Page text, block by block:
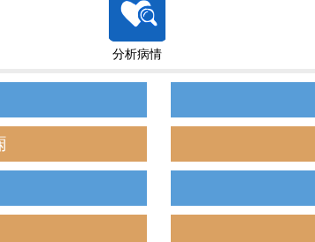
分析病情